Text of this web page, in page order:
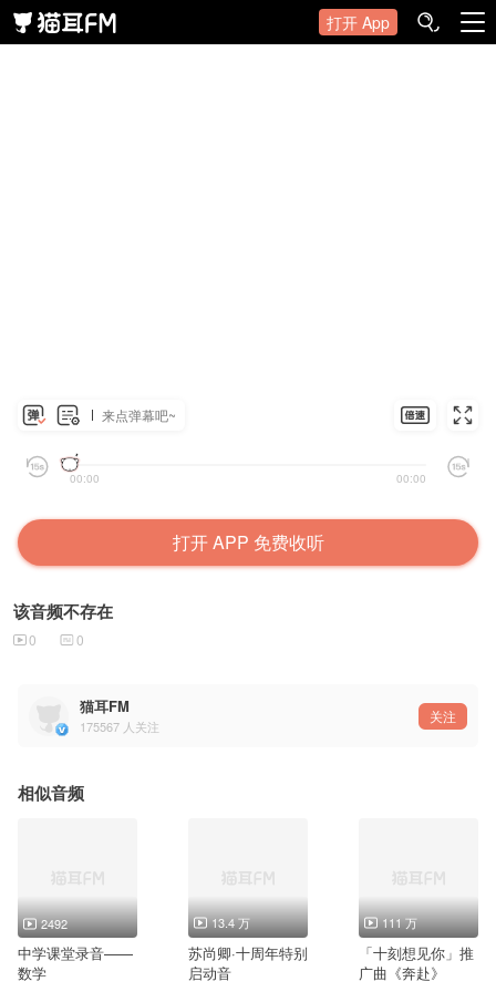
打开 App
来点弹幕吧~
00:00 00:00
打开 APP 免费收听
该音频不存在
0 0
猫耳FM
175567 人关注
关注
相似音频
2492
中学课堂录音——
数学
13.4 万
苏尚卿·十周年特别
启动音
111 万
「十刻想见你」推
广曲《奔赴》